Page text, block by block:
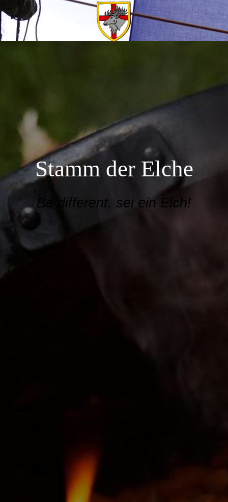
Stamm der Elche
Be different, sei ein Elch!